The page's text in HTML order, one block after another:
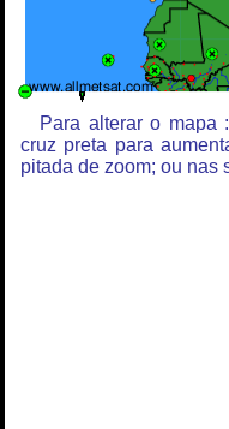
Para alterar o mapa
cruz preta para
pitada de zoom; ou nas